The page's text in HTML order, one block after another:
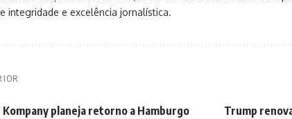
integridade e excelência jornalística.
Kompany planeja retorno a Hamburgo Trump